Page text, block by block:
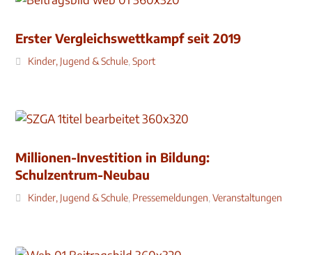
Erster Vergleichswettkampf seit 2019
Kinder, Jugend & Schule,Sport
Millionen-Investition in Bildung:
Schulzentrum-Neubau
Kinder, Jugend & Schule, Pressemeldungen,Veranstaltungen